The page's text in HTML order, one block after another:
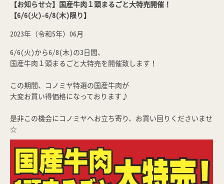
【お知らせ☆】国産牛肉１頭まるごと大特売開催！
【6/6(火)-6/8(木)限り】
2023年（令和5年）06月
6/6(火)から6/8(木)の3日間、
国産牛肉１頭まるごと大特売を開催致します！
この期間、コノミヤ特選の国産牛肉が
大変お買い得価格になっております♪
是非この機会にコノミヤへお立ち寄り、お買い回りくださいませ
☆